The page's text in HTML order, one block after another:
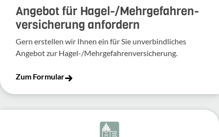
Angebot für Hagel-­/Mehrgefahren­
versicherung anfordern
Gern erstellen wir Ihnen ein für Sie unverbindliches
Angebot zur Hagel-/Mehrgefahrenversicherung.
Zum Formular